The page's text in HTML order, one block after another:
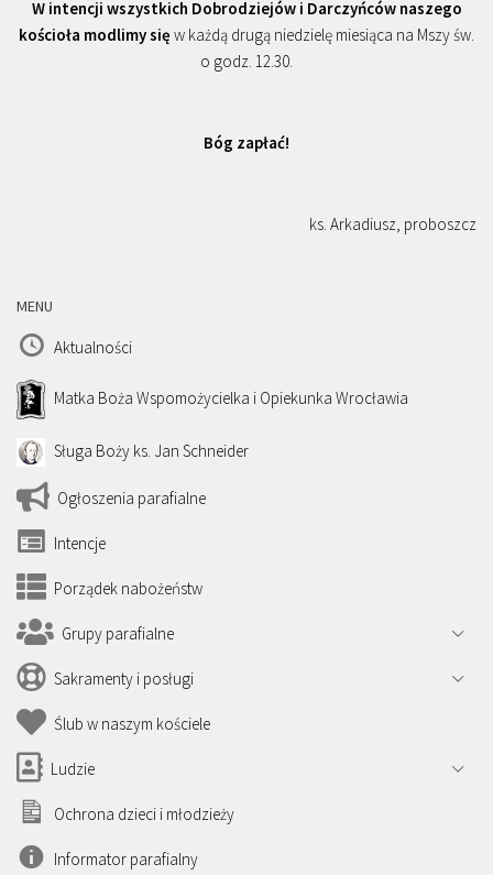
W intencji wszystkich Dobrodziejów i Darczyńców naszego
kościoła modlimy się w każdą drugą niedzielę miesiąca na Mszy św.
o godz. 12.30.
Bóg zapłać!
ks. Arkadiusz, proboszcz
MENU
Aktualności
Matka Boża Wspomożycielka i Opiekunka Wrocławia
Sługa Boży ks. Jan Schneider
Ogłoszenia parafialne
Intencje
Porządek nabożeństw
Grupy parafialne
Sakramenty i posługi
Ślub w naszym kościele
Ludzie
Ochrona dzieci i młodzieży
Informator parafialny